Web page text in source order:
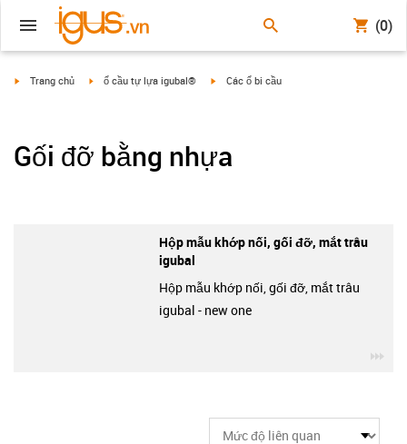
(0)
igus-icon-arrow-right
Trang chủ igus-icon-arrow-right
ổ cầu tự lựa igubal® igus-icon-arrow-right
Các ổ bi cầu
Gối đỡ bằng nhựa
Hộp mẫu khớp nối, gối đỡ, mắt trâu
igubal
Hộp mẫu khớp nối, gối đỡ, mắt trâu
igubal - new one